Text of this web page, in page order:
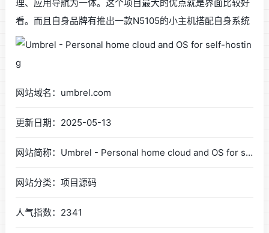
理、应用导航为一体。这个项目最大的优点就是界面比较好
看。而且自身品牌有推出一款N5105的小主机搭配自身系统
网站域名：umbrel.com
更新日期：2025-05-13
网站简称：Umbrel - Personal home cloud and OS for self-hosting
网站分类：项目源码
人气指数：2341